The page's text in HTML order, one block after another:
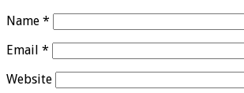
Name *
Email *
Website